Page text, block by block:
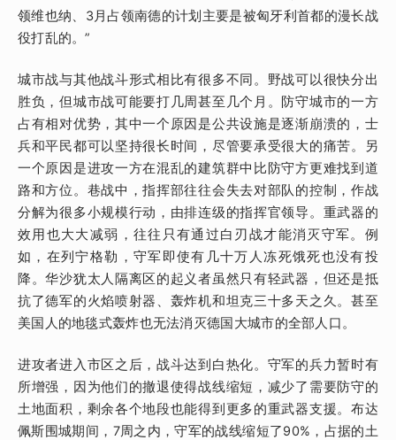
领维也纳、3月占领南德的计划主要是被匈牙利首都的漫长战
役打乱的。”
城市战与其他战斗形式相比有很多不同。野战可以很快分出
胜负，但城市战可能要打几周甚至几个月。防守城市的一方
占有相对优势，其中一个原因是公共设施是逐渐崩溃的，士
兵和平民都可以坚持很长时间，尽管要承受很大的痛苦。另
一个原因是进攻一方在混乱的建筑群中比防守方更难找到道
路和方位。巷战中，指挥部往往会失去对部队的控制，作战
分解为很多小规模行动，由排连级的指挥官领导。重武器的
效用也大大减弱，往往只有通过白刃战才能消灭守军。例
如，在列宁格勒，守军即使有几十万人冻死饿死也没有投
降。华沙犹太人隔离区的起义者虽然只有轻武器，但还是抵
抗了德军的火焰喷射器、轰炸机和坦克三十多天之久。甚至
美国人的地毯式轰炸也无法消灭德国大城市的全部人口。
进攻者进入市区之后，战斗达到白热化。守军的兵力暂时有
所增强，因为他们的撤退使得战线缩短，减少了需要防守的
土地面积，剩余各个地段也能得到更多的重武器支援。布达
佩斯围城期间，7周之内，守军的战线缩短了90%，占据的土